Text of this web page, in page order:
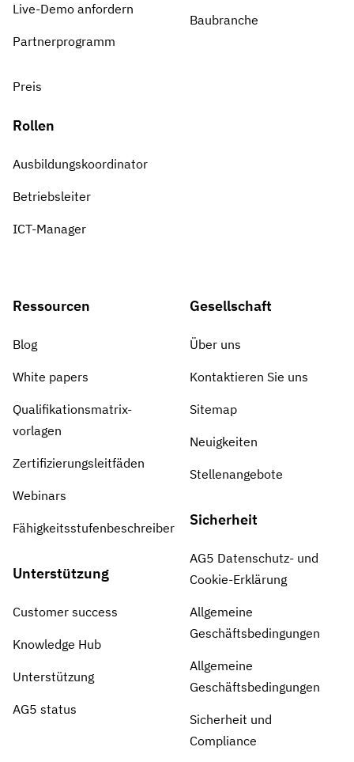
Live-Demo anfordern
Partnerprogramm
Preis
Rollen
Ausbildungskoordinator
Betriebsleiter
ICT-Manager
Baubranche
Ressourcen
Blog
White papers
Qualifikationsmatrix-
vorlagen
Zertifizierungsleitfäden
Webinars
Fähigkeitsstufenbeschreiber
Unterstützung
Customer success
Knowledge Hub
Unterstützung
AG5 status
Gesellschaft
Über uns
Kontaktieren Sie uns
Sitemap
Neuigkeiten
Stellenangebote
Sicherheit
AG5 Datenschutz- und
Cookie-Erklärung
Allgemeine
Geschäftsbedingungen
Allgemeine
Geschäftsbedingungen
Sicherheit und
Compliance